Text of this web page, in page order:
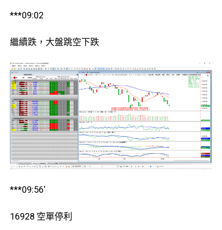
***09:02
繼續跌，大盤跳空下跌
***09:56′
16928 空單停利